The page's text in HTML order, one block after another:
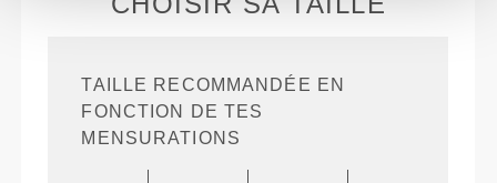
TAILLE RECOMMANDÉE EN
FONCTION DE TES
MENSURATIONS